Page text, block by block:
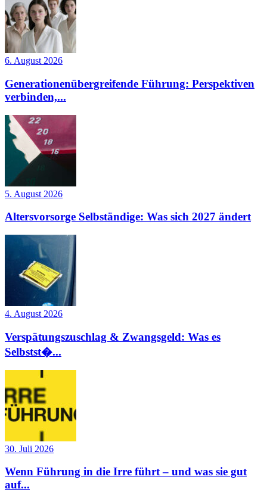
6. August 2026
Generationenübergreifende Führung: Perspektiven
verbinden,...
5. August 2026
Altersvorsorge Selbständige: Was sich 2027 ändert
4. August 2026
Verspätungszuschlag & Zwangsgeld: Was es
Selbstst�...
30. Juli 2026
Wenn Führung in die Irre führt – und was sie gut
auf...